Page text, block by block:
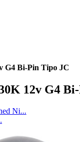
G4 Bi-Pin Tipo JC
12v G4
Ni...